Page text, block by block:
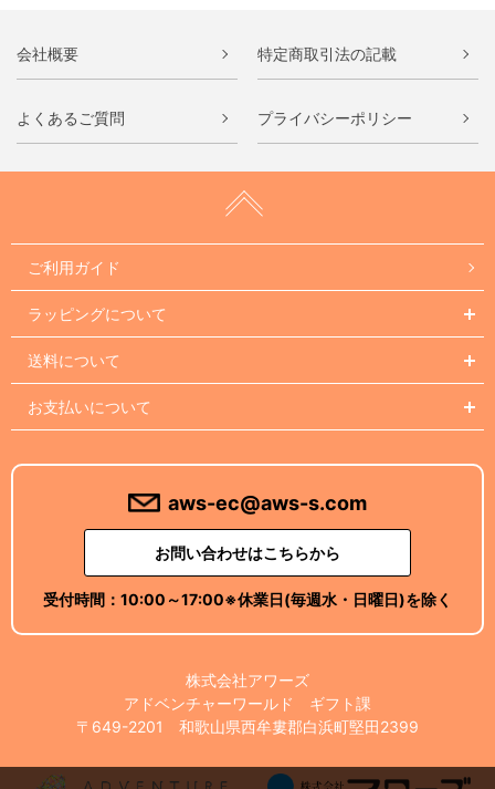
会社概要 特定商取引法の記載
よくあるご質問 プライバシーポリシー
ご利用ガイド
ラッピングについて
送料について
お支払いについて
aws-ec@aws-s.com
お問い合わせはこちらから
受付時間： 10:00～17:00※休業日(毎週水・日曜日)を除く
株式会社アワーズ
アドベンチャーワールド ギフト課
〒649-2201 和歌山県西牟婁郡白浜町堅田2399